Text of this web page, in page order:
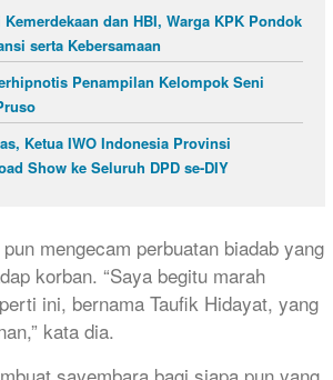
dan HBI, Warga KPK Pondok
serta Kebersamaan
Penampilan Kelompok Seni
Ketua IWO Indonesia Provinsi
Show ke Seluruh DPD se-DIY
mengecam perbuatan biadab yang
korban. “Saya begitu marah
ini, bernama Taufik Hidayat, yang
kata dia.